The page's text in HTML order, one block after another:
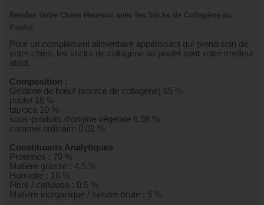
Rendez Votre Chien Heureux avec les Sticks de Collagène au
Poulet
Pour un complément alimentaire appétissant qui prend soin de
votre chien, les sticks de collagène au poulet sont votre meilleur
atout.
Composition :
Gélatine de bœuf (source de collagène) 65 %
poulet 18 %
tapioca 10 %
sous-produits d’origine végétale 6.98 %
caramel ordinaire 0.02 %
Constituants Analytiques
Protéines : 70 %
Matière grasse : 4.5 %
Humidité : 16 %
Fibre / cellulose : 0.5 %
Matière inorganique / cendre brute : 5 %